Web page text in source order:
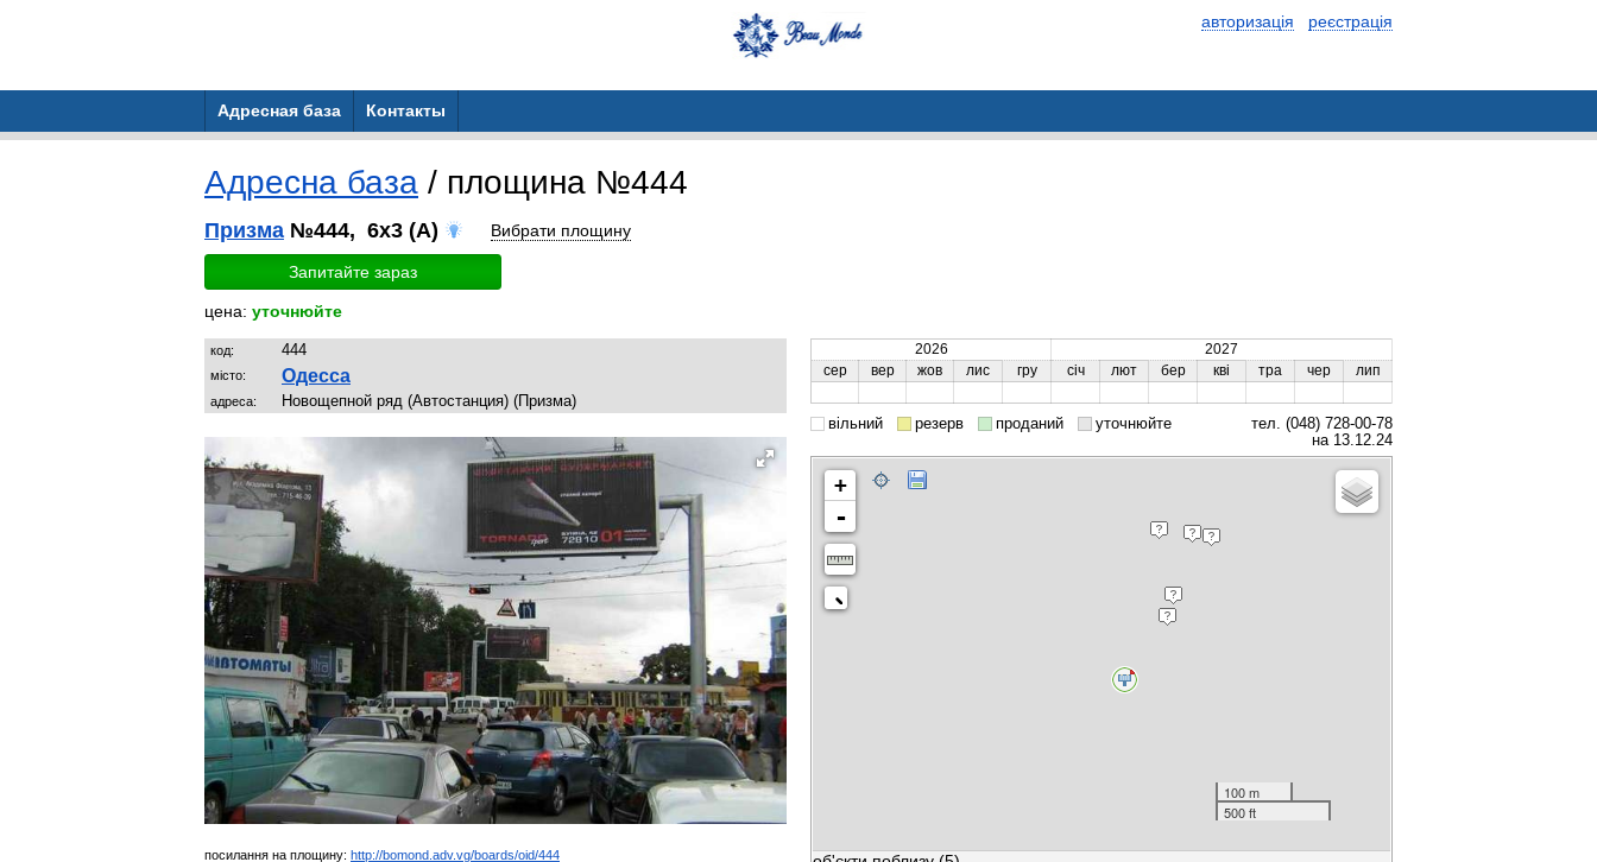
авторизація реєстрація
Адресная база Контакты
Адресна база / площина №444
Призма №444, 6x3 (A) Вибрати площину
Запитайте зараз
цена: уточнюйте
код: 444
місто: Одесса
адреса: Новощепной ряд (Автостанция) (Призма)
посилання на площину: http://bomond.adv.vg/boards/oid/444
2026
2027
сер
вер жов лис гру січ лют бер кві тра чер лип
вільний резерв проданий уточнюйте
тел. (048) 728-00-78
на 13.12.24
+
-
100 m
500 ft